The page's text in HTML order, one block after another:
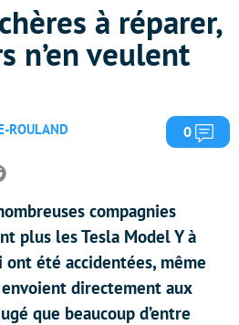
à réparer,
n’en veulent
ROULAND
0
compagnies
plus les Tesla Model Y à
été accidentées, même
directement aux
que beaucoup d’entre